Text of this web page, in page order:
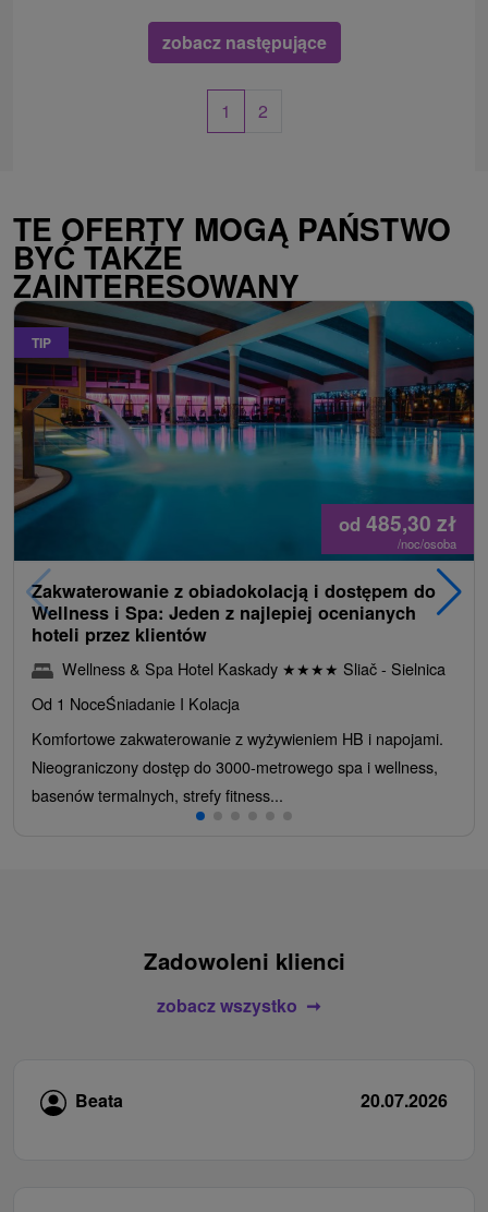
zobacz następujące
1 2
TE OFERTY MOGĄ PAŃSTWO
BYĆ TAKŻE
ZAINTERESOWANY
TIP
od 485,30 zł
/noc/osoba
Zakwaterowanie z obiadokolacją i dostępem do
Wellness i Spa: Jeden z najlepiej ocenianych
hoteli przez klientów
Wellness & Spa Hotel Kaskady ★★★★ Sliač - Sielnica
Od 1 NoceŚniadanie I Kolacja
Komfortowe zakwaterowanie z wyżywieniem HB i napojami.
Nieograniczony dostęp do 3000-metrowego spa i wellness,
basenów termalnych, strefy fitness...
Zadowoleni klienci
zobacz wszystko
Beata 20.07.2026